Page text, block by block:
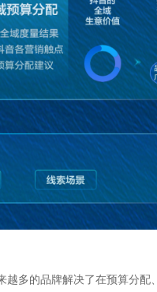
多的品牌解决了在预算分配